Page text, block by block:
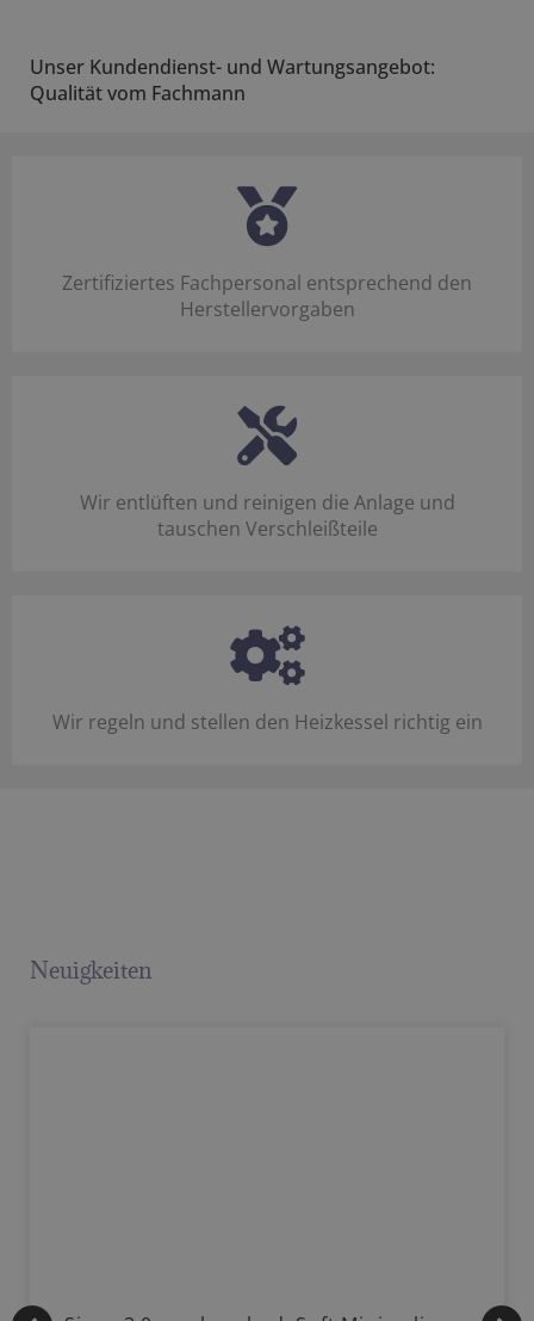
Unser Kundendienst- und Wartungsangebot:
Qualität vom Fachmann
Zertifiziertes Fachpersonal entsprechend den
Herstellervorgaben
Wir entlüften und reinigen die Anlage und
tauschen Verschleißteile
Wir regeln und stellen den Heizkessel richtig ein
Neuigkeiten